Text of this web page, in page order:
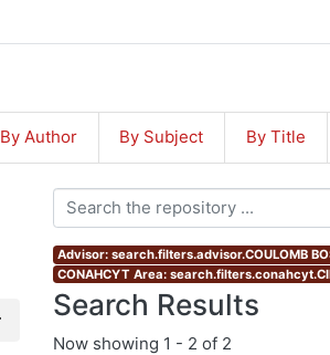
By Author By Subject By Title
Advisor: search.filters.advisor.COULOMB
CONAHCYT Area:
Search Results
Now showing 1 - 2 of 2